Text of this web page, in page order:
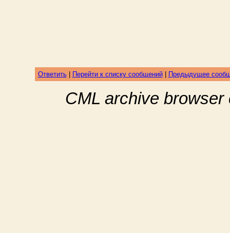
Ответить| Перейти к списку сообщений| Предыдущее
CML archive